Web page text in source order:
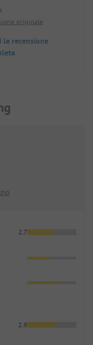
originale
la recensione
2.7
2.9